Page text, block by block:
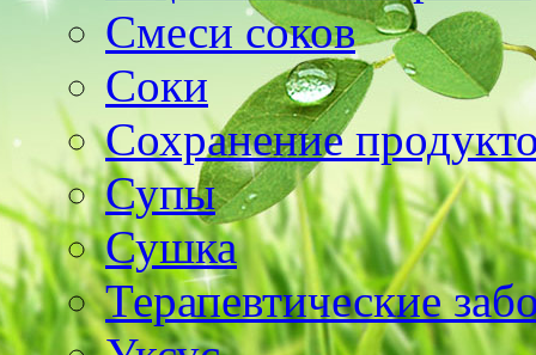
Смеси соков
Соки
Сохранение
Супы
Сушка
Терапевтические